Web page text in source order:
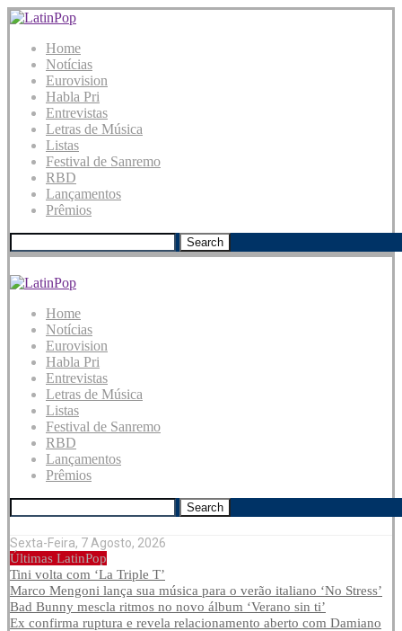
Home
Notícias
Eurovision
Habla Pri
Entrevistas
Letras de Música
Listas
Festival de Sanremo
RBD
Lançamentos
Prêmios
Search
Home
Notícias
Eurovision
Habla Pri
Entrevistas
Letras de Música
Listas
Festival de Sanremo
RBD
Lançamentos
Prêmios
Search
Sexta-Feira, 7 Agosto, 2026
Últimas LatinPop
Tini volta com ‘La Triple T’
Marco Mengoni lança sua música para o verão italiano ‘No Stress’
Bad Bunny mescla ritmos no novo álbum ‘Verano sin ti’
Ex confirma ruptura e revela relacionamento aberto com Damiano